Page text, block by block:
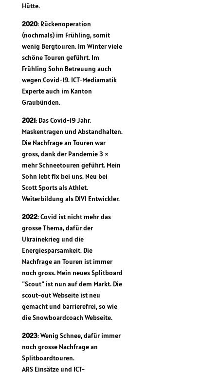
Hütte.
2020: Rückenoperation
(nochmals) im Frühling, somit
wenig Bergtouren. Im Winter viele
schöne Touren geführt. Im
Frühling Sohn Betreuung auch
wegen Covid-19. ICT-Mediamatik
Experte auch im Kanton
Graubünden.
2021: Das Covid-19 Jahr.
Maskentragen und Abstandhalten.
Die Nachfrage an Touren war
gross, dank der Pandemie 3 ×
mehr Schneetouren geführt. Mein
Sohn lebt fix bei uns. Neu bei
Scott Sports als Athlet.
Weiterbildung als DIVI Entwickler.
2022: Covid ist nicht mehr das
grosse Thema, dafür der
Ukrainekrieg und die
Energiesparsamkeit. Die
Nachfrage an Touren ist immer
noch gross. Mein neues Splitboard
"Scout" ist nun auf dem Markt. Die
scout-out Webseite ist neu
gemacht und barrierefrei, so wie
die Snowboardcoach Webseite.
2023: Wenig Schnee, dafür immer
noch grosse Nachfrage an
Splitboardtouren.
ARS Einsätze und ICT-